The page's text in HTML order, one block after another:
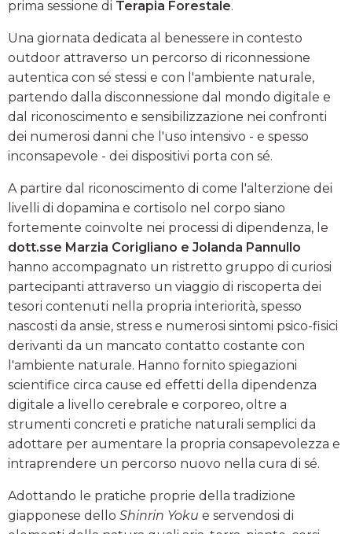
prima sessione di Terapia Forestale.
Una giornata dedicata al benessere in contesto
outdoor attraverso un percorso di riconnessione
autentica con sé stessi e con l'ambiente naturale,
partendo dalla disconnessione dal mondo digitale e
dal riconoscimento e sensibilizzazione nei confronti
dei numerosi danni che l'uso intensivo - e spesso
inconsapevole - dei dispositivi porta con sé.
A partire dal riconoscimento di come l'alterzione dei
livelli di dopamina e cortisolo nel corpo siano
fortemente coinvolte nei processi di dipendenza, le
dott.sse Marzia Corigliano e Jolanda Pannullo
hanno accompagnato un ristretto gruppo di curiosi
partecipanti attraverso un viaggio di riscoperta dei
tesori contenuti nella propria interiorità, spesso
nascosti da ansie, stress e numerosi sintomi psico-fisici
derivanti da un mancato contatto costante con
l'ambiente naturale. Hanno fornito spiegazioni
scientifice circa cause ed effetti della dipendenza
digitale a livello cerebrale e corporeo, oltre a
strumenti concreti e pratiche naturali semplici da
adottare per aumentare la propria consapevolezza e
intraprendere un percorso nuovo nella cura di sé.
Adottando le pratiche proprie della tradizione
giapponese dello Shinrin Yoku e servendosi di